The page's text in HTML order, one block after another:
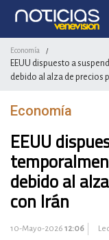
Economía /
EEUU dispuesto a
debido al alza de precios
Economía
EEUU
debido al
con Irán
10-Mayo-2026 12:06